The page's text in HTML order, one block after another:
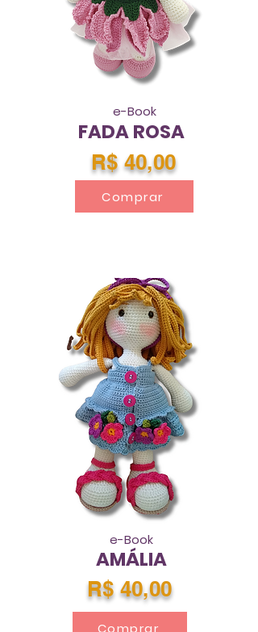
e-Book
FADA ROSA
R$ 40,00
Comprar
e-Book
AMÁLIA
R$ 40,00
Comprar